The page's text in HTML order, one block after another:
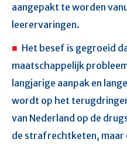
aangepakt te worden
leerervaringen.
Het besef is gegroeid
maatschappelijk
langjarige aanpak en
wordt op het
van Nederland op de
de strafrechtketen, maar